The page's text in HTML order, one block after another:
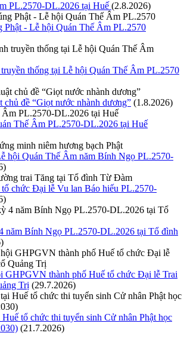
PL.2570-DL.2026 tại Huế (2.8.2026)
Phật - Lễ hội Quán Thế Âm PL.2570
thống tại Lễ hội Quán Thế Âm PL.2570
chủ đề “Giọt nước nhành dương” (1.8.2026)
Thế Âm PL.2570-DL.2026 tại Huế
hội Quán Thế Âm năm Bính Ngọ PL.2570-
chức Đại lễ Vu lan Báo hiếu PL.2570-
năm Bính Ngọ PL.2570-DL.2026 tại Tổ đình
GHPGVN thành phố Huế tổ chức Đại lễ Trai
Trị (29.7.2026)
tổ chức thi tuyển sinh Cử nhân Phật học
(21.7.2026)